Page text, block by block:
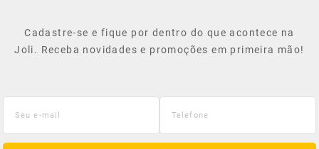
Cadastre-se e fique por dentro do que acontece na
Joli. Receba novidades e promoções em primeira mão!